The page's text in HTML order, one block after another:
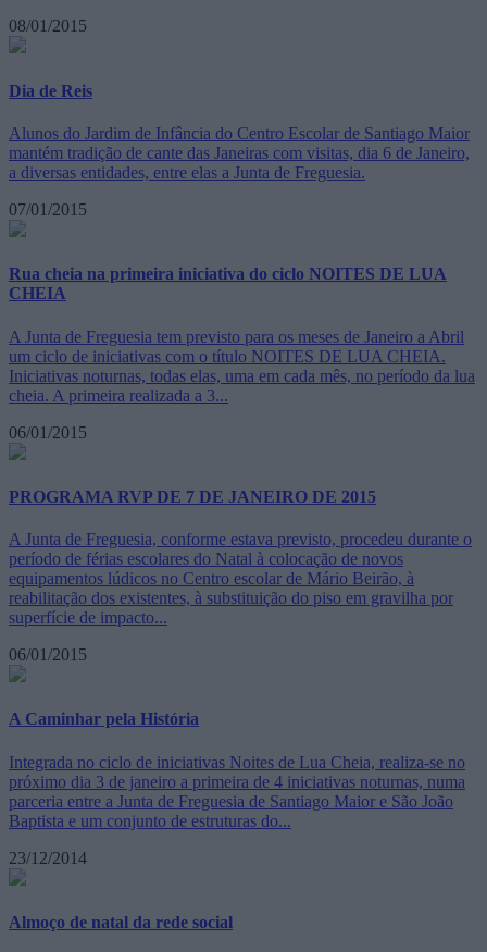
08/01/2015
Dia de Reis
Alunos do Jardim de Infância do Centro Escolar de Santiago Maior
mantém tradição de cante das Janeiras com visitas, dia 6 de Janeiro,
a diversas entidades, entre elas a Junta de Freguesia.
07/01/2015
Rua cheia na primeira iniciativa do ciclo NOITES DE LUA
CHEIA
A Junta de Freguesia tem previsto para os meses de Janeiro a Abril
um ciclo de iniciativas com o título NOITES DE LUA CHEIA.
Iniciativas noturnas, todas elas, uma em cada mês, no período da lua
cheia. A primeira realizada a 3...
06/01/2015
PROGRAMA RVP DE 7 DE JANEIRO DE 2015
A Junta de Freguesia, conforme estava previsto, procedeu durante o
período de férias escolares do Natal à colocação de novos
equipamentos lúdicos no Centro escolar de Mário Beirão, à
reabilitação dos existentes, à substituição do piso em gravilha por
superfície de impacto...
06/01/2015
A Caminhar pela História
Integrada no ciclo de iniciativas Noites de Lua Cheia, realiza-se no
próximo dia 3 de janeiro a primeira de 4 iniciativas noturnas, numa
parceria entre a Junta de Freguesia de Santiago Maior e São João
Baptista e um conjunto de estruturas do...
23/12/2014
Almoço de natal da rede social